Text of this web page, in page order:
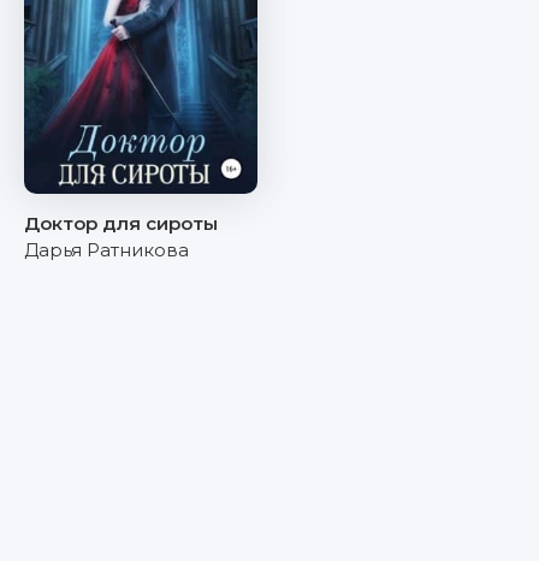
Доктор для сироты
Дарья Ратникова